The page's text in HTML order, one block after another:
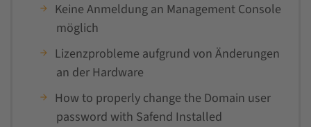
Keine Anmeldung an Management Console
möglich
Lizenzprobleme aufgrund von Änderungen
an der Hardware
How to properly change the Domain user
password with Safend Installed